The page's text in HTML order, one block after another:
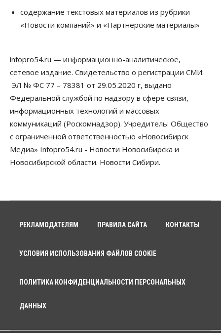
содержание текстовых материалов из рубрики
«Новости компаний» и «Партнерские материалы»
infopro54.ru — информационно-аналитическое,
сетевое издание. Свидетельство о регистрации СМИ:
ЭЛ № ФС 77 – 78381 от 29.05.2020 г, выдано
Федеральной службой по надзору в сфере связи,
информационных технологий и массовых
коммуникаций (Роскомнадзор). Учредитель: Общество
с ограниченной ответственностью «Новосибирск
Медиа» Infopro54.ru - Новости Новосибирска и
Новосибирской области. Новости Сибири.
РЕКЛАМОДАТЕЛЯМ ПРАВИЛА САЙТА КОНТАКТЫ
УСЛОВИЯ ИСПОЛЬЗОВАНИЯ ФАЙЛОВ COOKIE
ПОЛИТИКА КОНФИДЕНЦИАЛЬНОСТИ ПЕРСОНАЛЬНЫХ
ДАННЫХ